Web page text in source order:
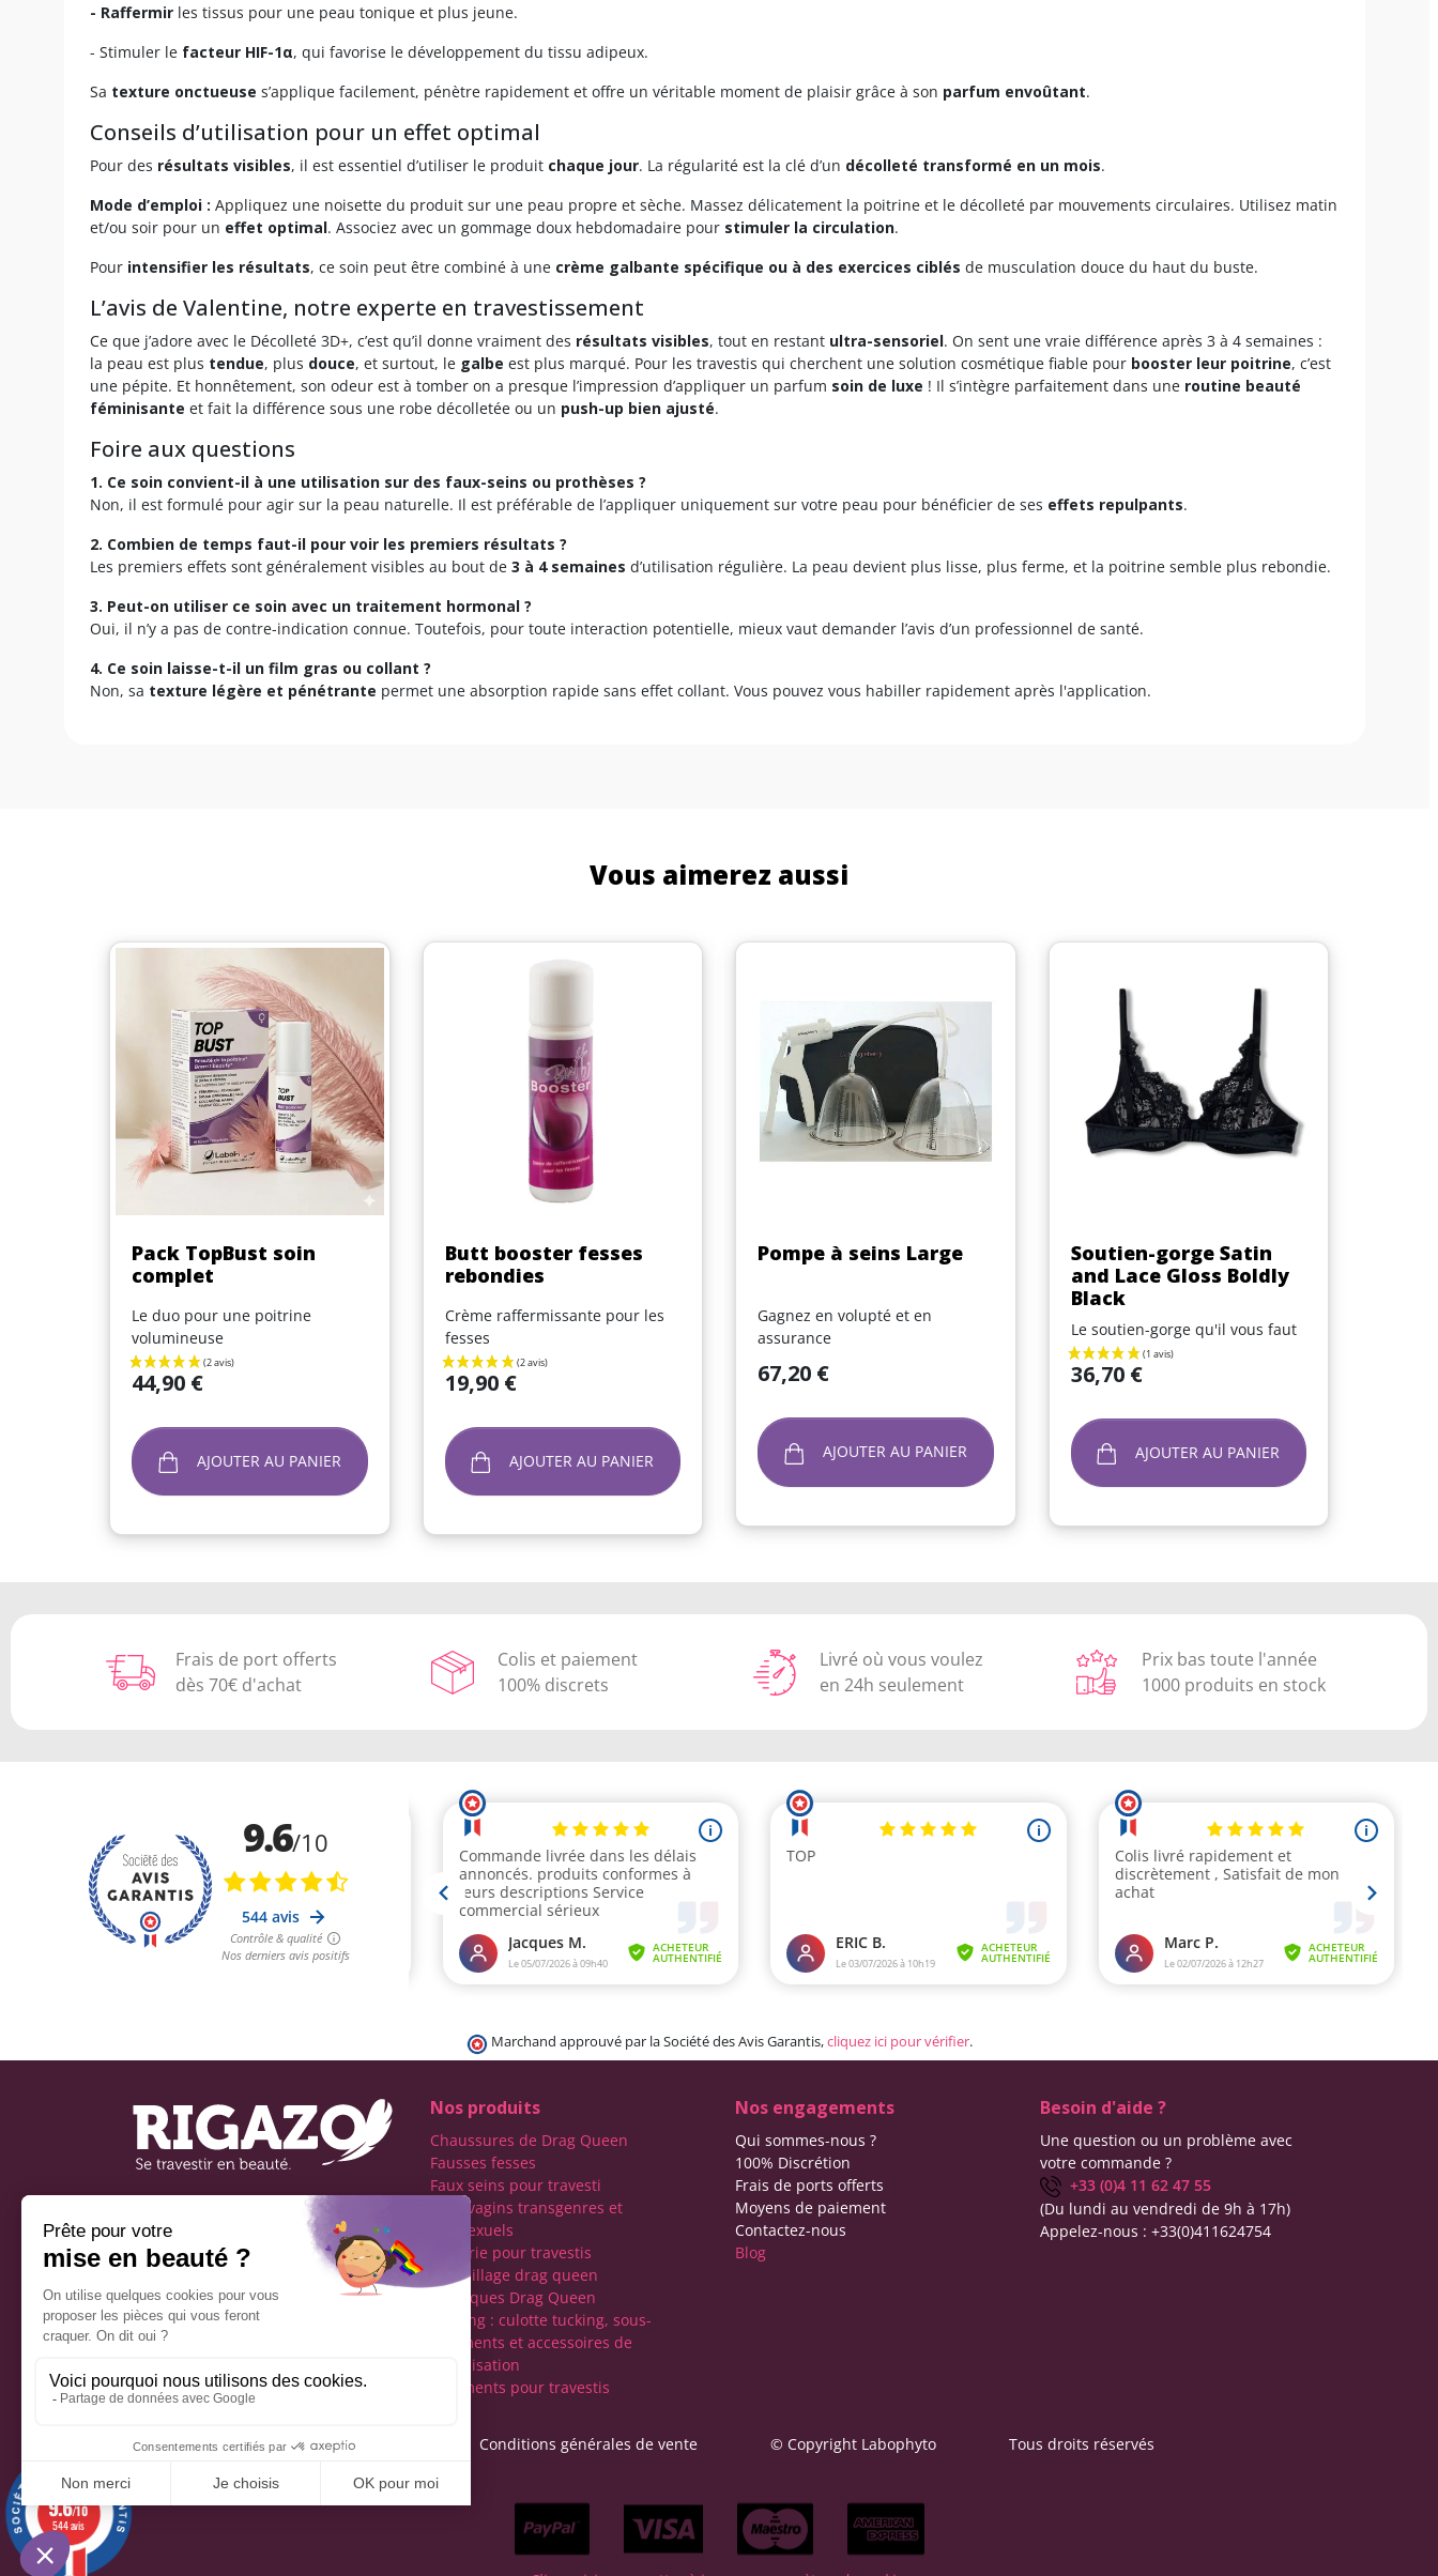
- Raffermir les tissus pour une peau tonique et plus jeune.
- Stimuler le facteur HIF-1α, qui favorise le développement du tissu adipeux.
Sa texture onctueuse s’applique facilement, pénètre rapidement et offre un véritable moment de plaisir grâce à son parfum envoûtant.
Conseils d’utilisation pour un effet optimal
Pour des résultats visibles, il est essentiel d’utiliser le produit chaque jour. La régularité est la clé d’un décolleté transformé en un mois.
Mode d’emploi : Appliquez une noisette du produit sur une peau propre et sèche. Massez délicatement la poitrine et le décolleté par mouvements circulaires. Utilisez matin
et/ou soir pour un effet optimal. Associez avec un gommage doux hebdomadaire pour stimuler la circulation.
Pour intensifier les résultats, ce soin peut être combiné à une crème galbante spécifique ou à des exercices ciblés de musculation douce du haut du buste.
L’avis de Valentine, notre experte en travestissement
Ce que j’adore avec le Décolleté 3D+, c’est qu’il donne vraiment des résultats visibles, tout en restant ultra-sensoriel. On sent une vraie différence après 3 à 4 semaines :
la peau est plus tendue, plus douce, et surtout, le galbe est plus marqué. Pour les travestis qui cherchent une solution cosmétique fiable pour booster leur poitrine, c’est
une pépite. Et honnêtement, son odeur est à tomber on a presque l’impression d’appliquer un parfum soin de luxe ! Il s’intègre parfaitement dans une routine beauté
féminisante et fait la différence sous une robe décolletée ou un push-up bien ajusté.
Foire aux questions
1. Ce soin convient-il à une utilisation sur des faux-seins ou prothèses ?
Non, il est formulé pour agir sur la peau naturelle. Il est préférable de l’appliquer uniquement sur votre peau pour bénéficier de ses effets repulpants.
2. Combien de temps faut-il pour voir les premiers résultats ?
Les premiers effets sont généralement visibles au bout de 3 à 4 semaines d’utilisation régulière. La peau devient plus lisse, plus ferme, et la poitrine semble plus rebondie.
3. Peut-on utiliser ce soin avec un traitement hormonal ?
Oui, il n’y a pas de contre-indication connue. Toutefois, pour toute interaction potentielle, mieux vaut demander l’avis d’un professionnel de santé.
4. Ce soin laisse-t-il un film gras ou collant ?
Non, sa texture légère et pénétrante permet une absorption rapide sans effet collant. Vous pouvez vous habiller rapidement après l'application.
Vous aimerez aussi
Aperçu rapide
Pack TopBust soin
complet
Le duo pour une poitrine
volumineuse
Prix
44,90 €
AJOUTER AU PANIER
Aperçu rapide
Butt booster fesses
rebondies
Crème raffermissante pour les
fesses
Prix
19,90 €
AJOUTER AU PANIER
Aperçu rapide
Pompe à seins Large
Gagnez en volupté et en
assurance
Prix
67,20 €
AJOUTER AU PANIER
Aperçu rapide
Soutien-gorge Satin
and Lace Gloss Boldly
Black
Le soutien-gorge qu'il vous faut
Prix
36,70 €
AJOUTER AU PANIER
Frais de port offerts
dès 70€ d'achat
Colis et paiement
100% discrets
Livré où vous voulez
en 24h seulement
Prix bas toute l'année
1000 produits en stock
Marchand approuvé par la Société des Avis Garantis,cliquez ici pour vérifier.
française spécialisée dans
le travestissement de
Réseaux sociaux
Nos produits
Chaussures de Drag Queen
Fausses fesses
Faux seins pour travesti
Faux vagins transgenres et
transexuels
Lingerie pour travestis
Maquillage drag queen
Perruques Drag Queen
Tucking : culotte tucking, sous-
vêtements et accessoires de
féminisation
Vêtements pour travestis
Nos engagements
Qui sommes-nous ?
100% Discrétion
Frais de ports offerts
Moyens de paiement
Contactez-nous
Blog
Besoin d'aide ?
Une question ou un problème avec
votre commande ?
+33 (0)4 11 62 47 55
(Du lundi au vendredi de 9h à 17h)
Appelez-nous : +33(0)411624754
Mentions légales Conditions générales de vente © Copyright Labophyto Tous droits réservés
9.6/10
544 avis